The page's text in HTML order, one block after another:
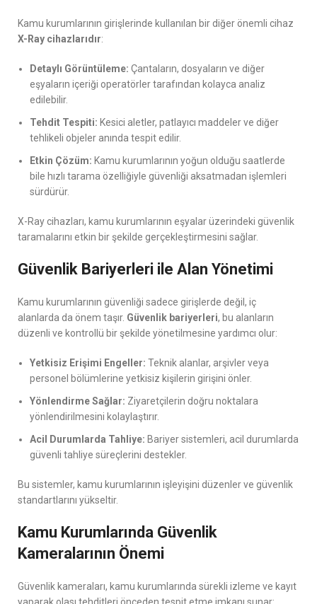
Kamu kurumlarının girişlerinde kullanılan bir diğer önemli cihaz
X-Ray cihazlarıdır:
Detaylı Görüntüleme: Çantaların, dosyaların ve diğer
eşyaların içeriği operatörler tarafından kolayca analiz
edilebilir.
Tehdit Tespiti: Kesici aletler, patlayıcı maddeler ve diğer
tehlikeli objeler anında tespit edilir.
Etkin Çözüm: Kamu kurumlarının yoğun olduğu saatlerde
bile hızlı tarama özelliğiyle güvenliği aksatmadan işlemleri
sürdürür.
X-Ray cihazları, kamu kurumlarının eşyalar üzerindeki güvenlik
taramalarını etkin bir şekilde gerçekleştirmesini sağlar.
Güvenlik Bariyerleri ile Alan Yönetimi
Kamu kurumlarının güvenliği sadece girişlerde değil, iç
alanlarda da önem taşır. Güvenlik bariyerleri, bu alanların
düzenli ve kontrollü bir şekilde yönetilmesine yardımcı olur:
Yetkisiz Erişimi Engeller: Teknik alanlar, arşivler veya
personel bölümlerine yetkisiz kişilerin girişini önler.
Yönlendirme Sağlar: Ziyaretçilerin doğru noktalara
yönlendirilmesini kolaylaştırır.
Acil Durumlarda Tahliye: Bariyer sistemleri, acil durumlarda
güvenli tahliye süreçlerini destekler.
Bu sistemler, kamu kurumlarının işleyişini düzenler ve güvenlik
standartlarını yükseltir.
Kamu Kurumlarında Güvenlik
Kameralarının Önemi
Güvenlik kameraları, kamu kurumlarında sürekli izleme ve kayıt
yaparak olası tehditleri önceden tespit etme imkanı sunar: